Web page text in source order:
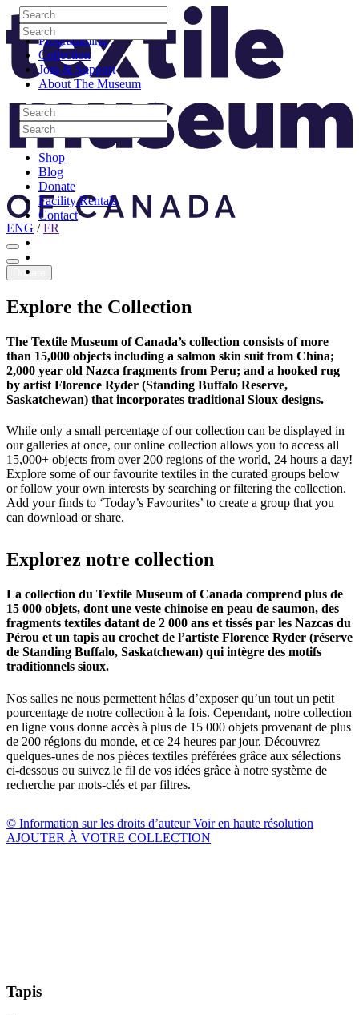
Skip to content
Visit
Programming
Collection
Join & Support
About The Museum
Search
Search
Search
Search
Shop
Blog
Donate
Facility Rentals
Contact
Youtube
Search
Search
Search
Search
Site Logo
ENG /FR
Donate
Explore the Collection
The Textile Museum of Canada’s collection consists of more
than 15,000 objects including a salmon skin suit from China;
2,000 year old Nazca fragments from Peru; and a hooked rug
by artist Florence Ryder (Standing Buffalo Reserve,
Saskatchewan) that incorporates traditional Sioux designs.
While only a small percentage of our collection can be displayed in
our galleries at once, our online collection allows you to access all
15,000+ objects from over 200 regions of the world, 24 hours a day!
Explore some of our favourite textiles in the curated groups below
or follow your own interests by searching or filtering the collection.
Add your finds to ‘Today’s Favourites’ to create a group that you
can download or share.
Explorez notre collection
La collection du Textile Museum of Canada comprend plus de
15 000 objets, dont une veste chinoise en peau de saumon, des
fragments textiles datant de 2 000 ans et tissés par les Nazcas du
Pérou et un tapis au crochet de l’artiste Florence Ryder (réserve
de Standing Buffalo, Saskatchewan) qui intègre des motifs
traditionnels sioux.
Nos salles ne nous permettent hélas d’exposer qu’un tout un petit
pourcentage de notre collection à la fois. Cependant, notre collection
en ligne vous donne accès à plus de 15 000 objets provenant de plus
de 200 régions du monde, et ce 24 heures par jour. Découvrez
quelques-unes de nos pièces textiles préférées grâce aux sélections
ci-dessous ou suivez le fil de vos idées grâce à notre système de
recherche par mots-clés et par filtres.
© Information sur les droits d’auteurVoir en haute résolution
AJOUTER À VOTRE COLLECTION
Tapis